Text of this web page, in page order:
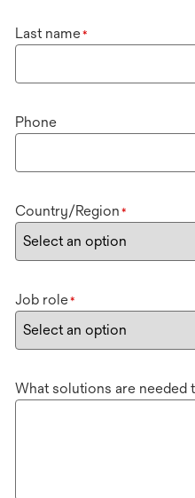
Last name*
Phone
Country/Region *
Job role*
What solutions are needed